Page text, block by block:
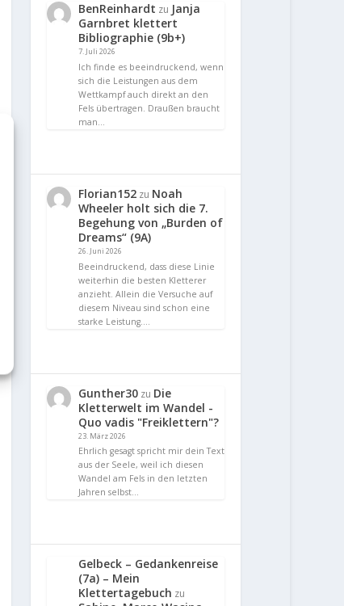
BenReinhardt zu Janja
Garnbret klettert
Bibliographie (9b+)
7. Juli 2026
Ich finde es beeindruckend, wenn
sich die Leistungen aus dem
Wettkampf auch direkt an den
Fels übertragen. Draußen braucht
man…
Florian152 zu Noah
Wheeler holt sich die 7.
Begehung von „Burden of
Dreams“ (9A)
26. Juni 2026
Beeindruckend, dass diese Linie
weiterhin die besten Kletterer
anzieht. Allein die Versuche auf
diesem Niveau sind schon eine
starke Leistung.…
Gunther30 zu Die
Kletterwelt im Wandel -
Quo vadis "Freiklettern"?
23. März 2026
Ehrlich gesagt spricht mir dein Text
aus der Seele, weil ich diesen
Wandel am Fels in den letzten
Jahren selbst…
Gelbeck – Gedankenreise
(7a) – Mein
Klettertagebuch zu